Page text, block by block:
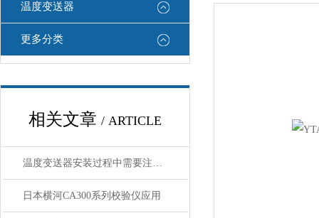
温度变送器
更多分类
相关文章 / ARTICLE
温度变送器安装过程中需要注意哪些细节
日本横河CA300系列校验仪应用